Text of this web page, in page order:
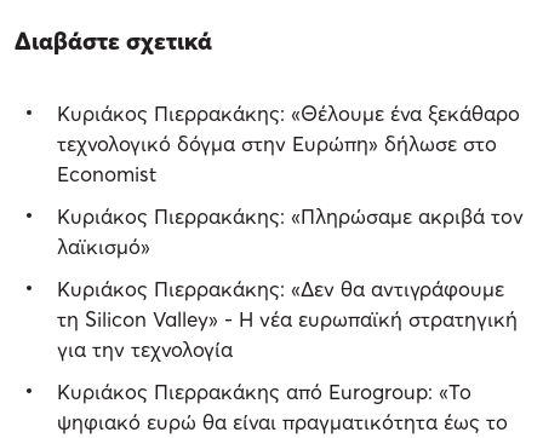
Διαβάστε σχετικά
Κυριάκος Πιερρακάκης: «Θέλουμε ένα ξεκάθαρο
τεχνολογικό δόγμα στην Ευρώπη» δήλωσε στο
Economist
Κυριάκος Πιερρακάκης: «Πληρώσαμε ακριβά τον
λαϊκισμό»
Κυριάκος Πιερρακάκης: «Δεν θα αντιγράφουμε
τη Silicon Valley» - Η νέα ευρωπαϊκή στρατηγική
για την τεχνολογία
Κυριάκος Πιερρακάκης από Eurogroup: «Το
ψηφιακό ευρώ θα είναι πραγματικότητα έως το